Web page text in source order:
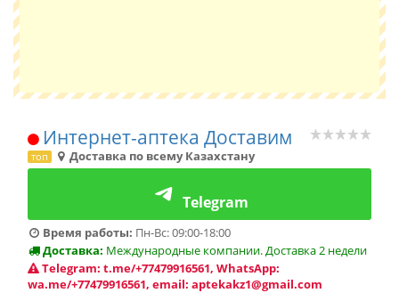
Интернет-аптека Доставим
топ Доставка по всему Казахстану
Telegram
Время работы: Пн-Вс: 09:00-18:00
Доставка: Международные компании. Доставка 2 недели
Telegram: t.me/+77479916561, WhatsApp:
wa.me/+77479916561, email: aptekakz1@gmail.com